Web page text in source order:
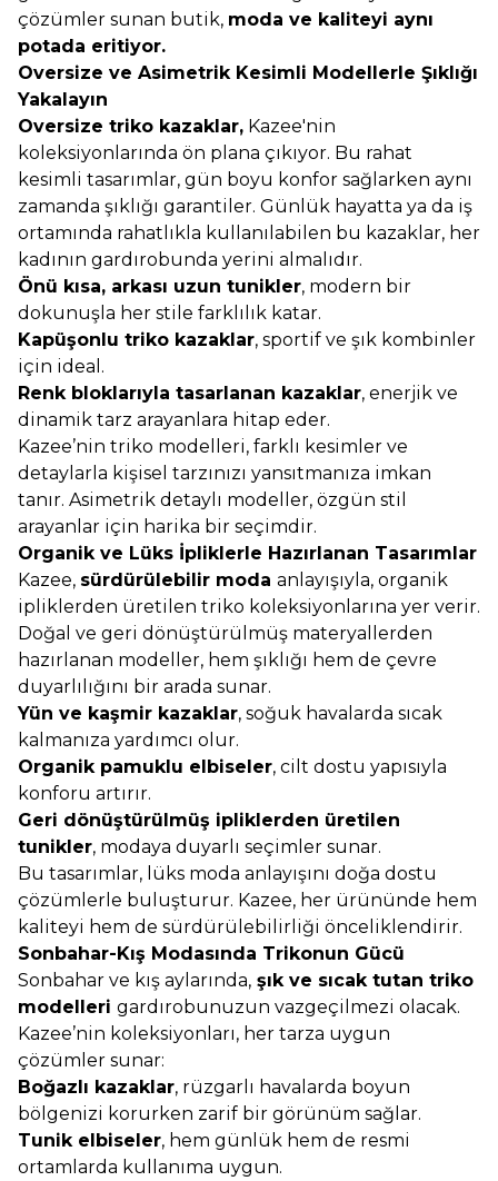
çözümler sunan butik, moda ve kaliteyi aynı
potada eritiyor.
Oversize ve Asimetrik Kesimli Modellerle Şıklığı
Yakalayın
Oversize triko kazaklar, Kazee'nin
koleksiyonlarında ön plana çıkıyor. Bu rahat
kesimli tasarımlar, gün boyu konfor sağlarken aynı
zamanda şıklığı garantiler. Günlük hayatta ya da iş
ortamında rahatlıkla kullanılabilen bu kazaklar, her
kadının gardırobunda yerini almalıdır.
Önü kısa, arkası uzun tunikler, modern bir
dokunuşla her stile farklılık katar.
Kapüşonlu triko kazaklar, sportif ve şık kombinler
için ideal.
Renk bloklarıyla tasarlanan kazaklar, enerjik ve
dinamik tarz arayanlara hitap eder.
Kazee’nin triko modelleri, farklı kesimler ve
detaylarla kişisel tarzınızı yansıtmanıza imkan
tanır. Asimetrik detaylı modeller, özgün stil
arayanlar için harika bir seçimdir.
Organik ve Lüks İpliklerle Hazırlanan Tasarımlar
Kazee, sürdürülebilir moda anlayışıyla, organik
ipliklerden üretilen triko koleksiyonlarına yer verir.
Doğal ve geri dönüştürülmüş materyallerden
hazırlanan modeller, hem şıklığı hem de çevre
duyarlılığını bir arada sunar.
Yün ve kaşmir kazaklar, soğuk havalarda sıcak
kalmanıza yardımcı olur.
Organik pamuklu elbiseler, cilt dostu yapısıyla
konforu artırır.
Geri dönüştürülmüş ipliklerden üretilen
tunikler, modaya duyarlı seçimler sunar.
Bu tasarımlar, lüks moda anlayışını doğa dostu
çözümlerle buluşturur. Kazee, her ürününde hem
kaliteyi hem de sürdürülebilirliği önceliklendirir.
Sonbahar-Kış Modasında Trikonun Gücü
Sonbahar ve kış aylarında, şık ve sıcak tutan triko
modelleri gardırobunuzun vazgeçilmezi olacak.
Kazee’nin koleksiyonları, her tarza uygun
çözümler sunar:
Boğazlı kazaklar, rüzgarlı havalarda boyun
bölgenizi korurken zarif bir görünüm sağlar.
Tunik elbiseler, hem günlük hem de resmi
ortamlarda kullanıma uygun.